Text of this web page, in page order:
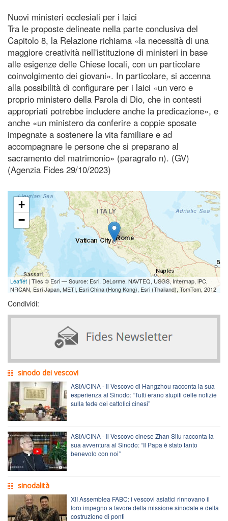
Nuovi ministeri ecclesiali per i laici
Tra le proposte delineate nella parte conclusiva del
Capitolo 8, la Relazione richiama «la necessità di una
maggiore creatività nell'istituzione di ministeri in base
alle esigenze delle Chiese locali, con un particolare
coinvolgimento dei giovani». In particolare, si accenna
alla possibilità di configurare per i laici «un vero e
proprio ministero della Parola di Dio, che in contesti
appropriati potrebbe includere anche la predicazione», e
anche «un ministero da conferire a coppie sposate
impegnate a sostenere la vita familiare e ad
accompagnare le persone che si preparano al
sacramento del matrimonio» (paragrafo n). (GV)
(Agenzia Fides 29/10/2023)
+
−
Leaflet | Tiles © Esri — Source: Esri, DeLorme, NAVTEQ, USGS, Intermap, iPC,
NRCAN, Esri Japan, METI, Esri China (Hong Kong), Esri (Thailand), TomTom, 2012
Condividi:
sinodo dei vescovi
ASIA/CINA - Il Vescovo di Hangzhou racconta la sua
esperienza al Sinodo: “Tutti erano stupiti delle notizie
sulla fede dei cattolici cinesi”
ASIA/CINA - Il Vescovo cinese Zhan Silu racconta la
sua avventura al Sinodo: “Il Papa è stato tanto
benevolo con noi”
sinodalità
XII Assemblea FABC: i vescovi asiatici rinnovano il
loro impegno a favore della missione sinodale e della
costruzione di ponti